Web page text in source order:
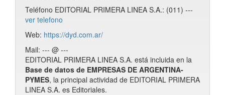
Teléfono EDITORIAL PRIMERA LINEA S.A.: (011) ---
ver telefono
Web: https://dyd.com.ar/
Mail: --- @ ---
EDITORIAL PRIMERA LINEA S.A. está incluida en la
Base de datos de EMPRESAS DE ARGENTINA-
PYMES, la principal actividad de EDITORIAL PRIMERA
LINEA S.A. es Editoriales.